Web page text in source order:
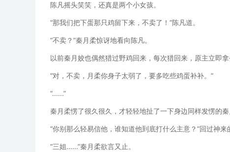
陈凡摇头笑笑，还真是两个小女孩。
“那我们把下蛋那只鸡留下来，不卖了！”陈凡道。
“不卖？”秦月柔惊讶地看向陈凡。
以前秦月姣也偶然猎过野鸡回来，每次猎回来，原主立即
“对，不卖，月柔你身子太弱了，要多吃些鸡蛋补补。”
“......”
秦月柔愣了很久很久，才轻轻地扯了一下身边同样发愣的
“你别那么轻易信他，谁知道他到底打什么主意？”回过神来
“三姐......”秦月柔欲言又止。